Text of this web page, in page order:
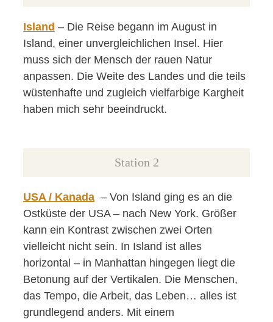
Island – Die Reise begann im August in
Island, einer unvergleichlichen Insel. Hier
muss sich der Mensch der rauen Natur
anpassen. Die Weite des Landes und die teils
wüstenhafte und zugleich vielfarbige Kargheit
haben mich sehr beeindruckt.
Station 2
USA / Kanada – Von Island ging es an die
Ostküste der USA – nach New York. Größer
kann ein Kontrast zwischen zwei Orten
vielleicht nicht sein. In Island ist alles
horizontal – in Manhattan hingegen liegt die
Betonung auf der Vertikalen. Die Menschen,
das Tempo, die Arbeit, das Leben… alles ist
grundlegend anders. Mit einem